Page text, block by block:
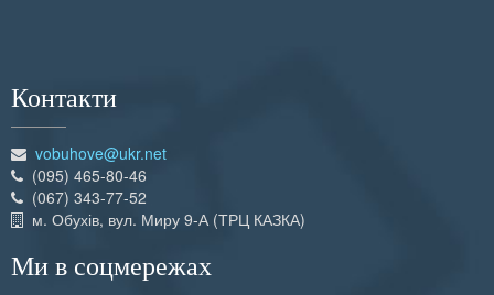
Контакти
vobuhove@ukr.net
(095) 465-80-46
(067) 343-77-52
м. Обухів, вул. Миру 9-А (ТРЦ КАЗКА)
Ми в соцмережах